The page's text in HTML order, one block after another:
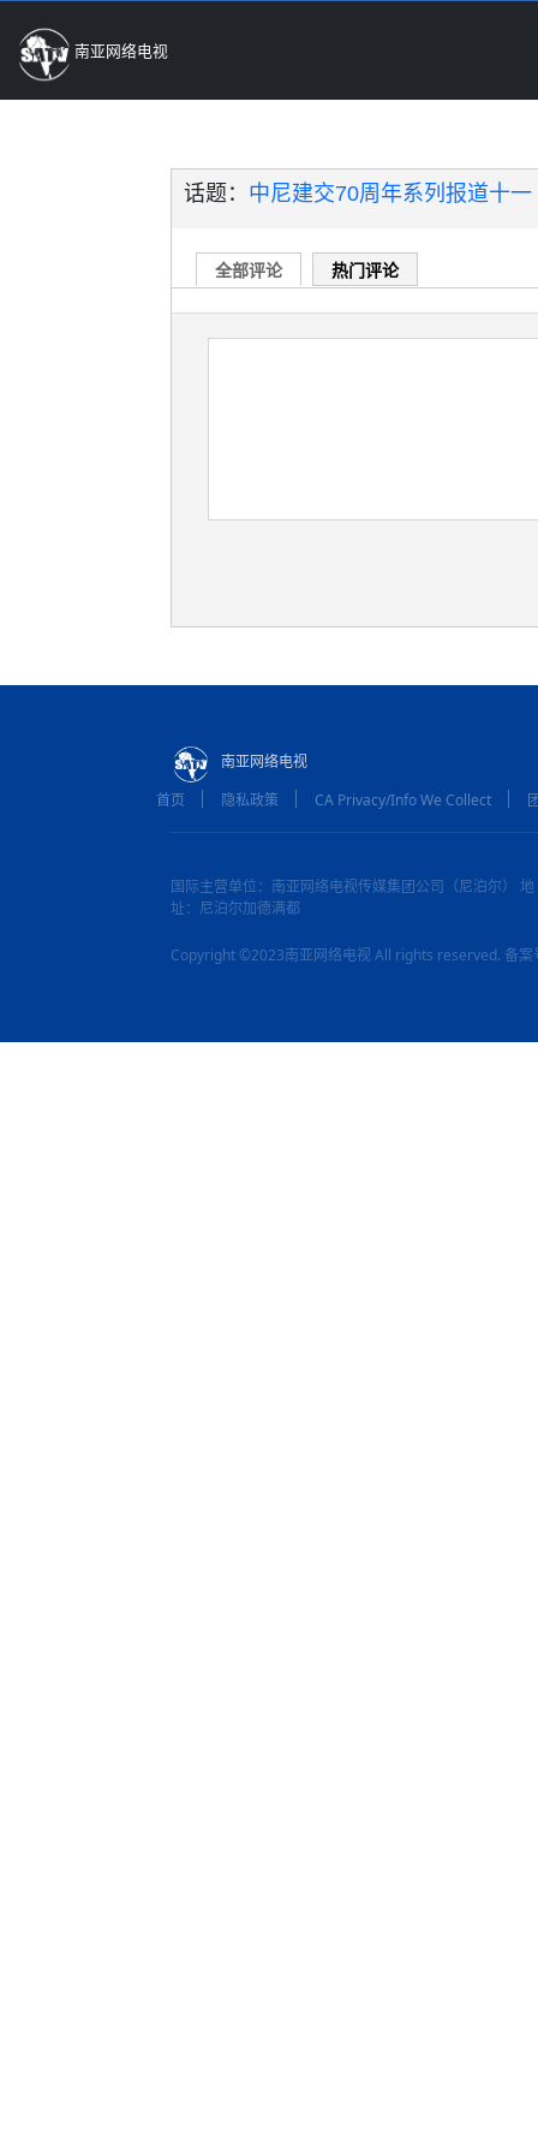
南亚网络电视
话题： 中尼建交70周年系列报道十
全部评论 热门评论
南亚网络电视
首页
隐私政策 CA Privacy/Info We Collect
国际主营单位：南亚网络电视传媒集团公司（尼泊尔） 地
址：尼泊尔加德满都
Copyright ©2023南亚网络电视 All rights reserved. 备